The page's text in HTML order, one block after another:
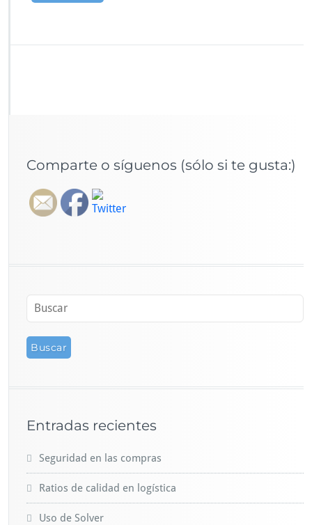
Comparte o síguenos (sólo si te gusta:)
Entradas recientes
Seguridad en las compras
Ratios de calidad en logística
Uso de Solver